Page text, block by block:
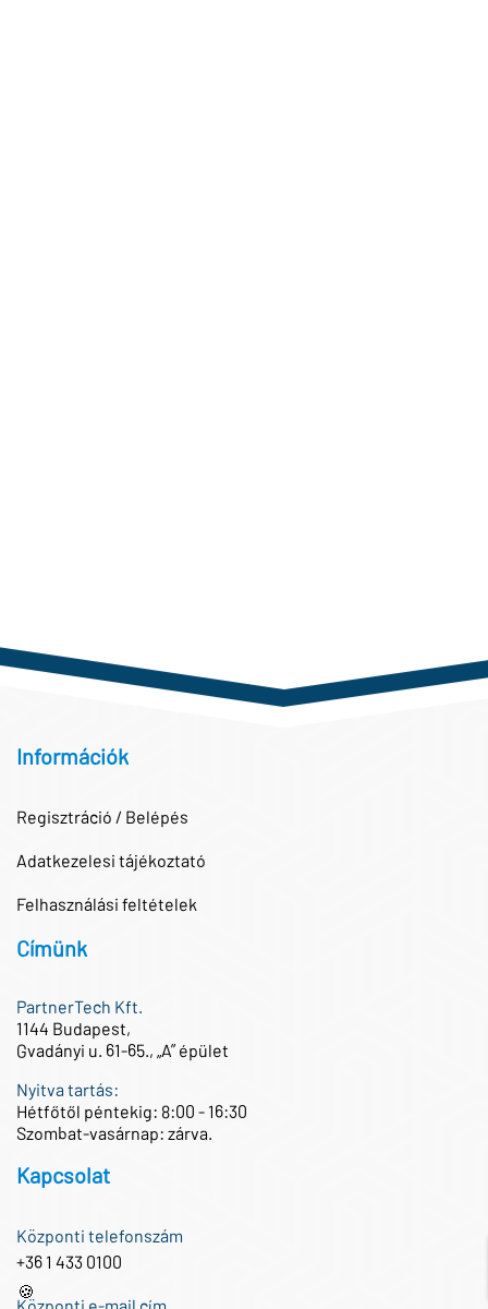
Információk
Regisztráció / Belépés
Adatkezelesi tájékoztató
Felhasználási feltételek
Címünk
PartnerTech Kft.
1144 Budapest,
Gvadányi u. 61-65., „A” épület
Nyitva tartás:
Hétfőtől péntekig: 8:00 - 16:30
Szombat-vasárnap: zárva.
Kapcsolat
Központi telefonszám
+36 1 433 0100
🍪